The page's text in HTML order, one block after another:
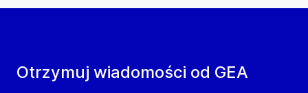
Otrzymuj wiadomości od GEA